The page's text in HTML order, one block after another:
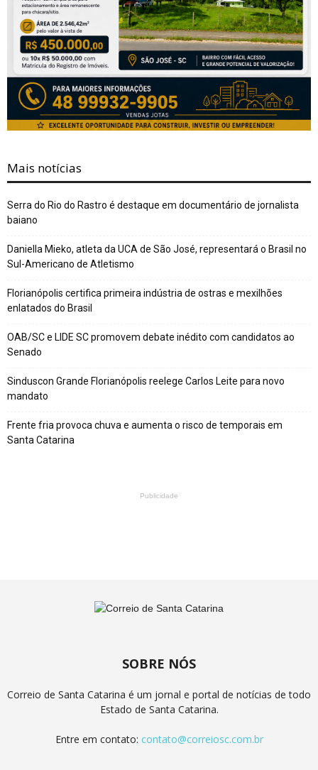
Mais notícias
Serra do Rio do Rastro é destaque em documentário de jornalista
baiano
Daniella Mieko, atleta da UCA de São José, representará o Brasil no
Sul-Americano de Atletismo
Florianópolis certifica primeira indústria de ostras e mexilhões
enlatados do Brasil
OAB/SC e LIDE SC promovem debate inédito com candidatos ao
Senado
Sinduscon Grande Florianópolis reelege Carlos Leite para novo
mandato
Frente fria provoca chuva e aumenta o risco de temporais em
Santa Catarina
Publicidade
SOBRE NÓS
Correio de Santa Catarina é um jornal e portal de notícias de todo
Estado de Santa Catarina.
Entre em contato: contato@correiosc.com.br